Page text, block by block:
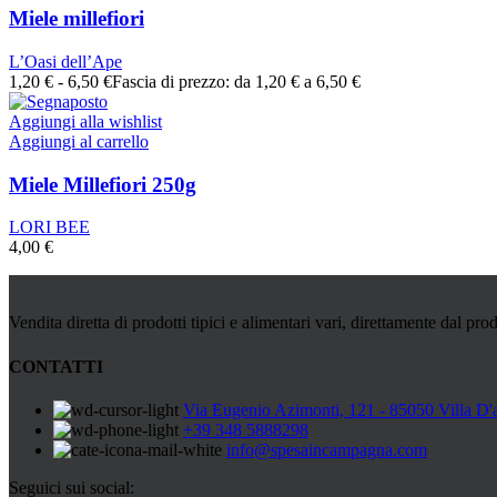
Miele millefiori
L’Oasi dell’Ape
1,20 € - 6,50 €Fascia di prezzo: da 1,20 € a 6,50 €
Aggiungi alla wishlist
Aggiungi al carrello
Miele Millefiori 250g
LORI BEE
4,00 €
Vendita diretta di prodotti tipici e alimentari vari, direttamente dal
CONTATTI
Via Eugenio Azimonti, 121 - 85050 Villa
+39 348 5888298
info@spesaincampagna.com
Seguici sui social: